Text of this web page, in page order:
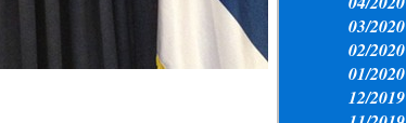
03/2020
02/2020
01/2020
12/2019